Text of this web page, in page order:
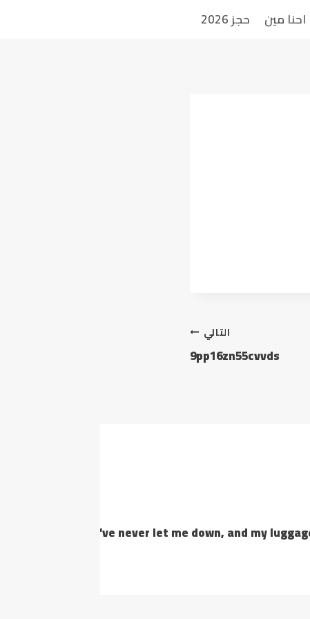
احنا مين حجز 2026
التالي
9pp16zn55cvvds
Honestly, they’ve never let me down, and my